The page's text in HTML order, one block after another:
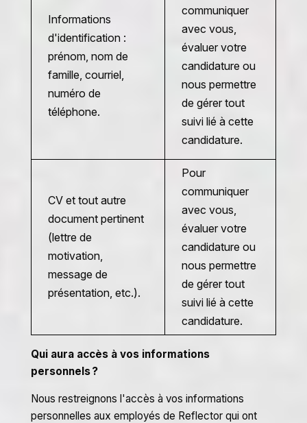
Informations
d'identification :
prénom, nom de
famille, courriel,
numéro de
téléphone.
communiquer
avec vous,
évaluer votre
candidature ou
nous permettre
de gérer tout
suivi lié à cette
candidature.
CV et tout autre
document pertinent
(lettre de
motivation,
message de
présentation, etc.).
Pour
communiquer
avec vous,
évaluer votre
candidature ou
nous permettre
de gérer tout
suivi lié à cette
candidature.
Qui aura accès à vos informations
personnels ?
Nous restreignons l'accès à vos informations
personnelles aux employés de Reflector qui ont